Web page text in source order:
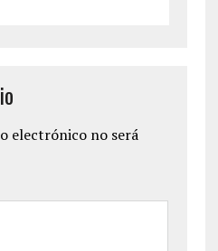
electrónico no será